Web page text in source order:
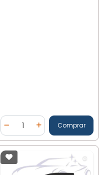
Diminuir Quantidade
Quantidade
AdicionarComprar